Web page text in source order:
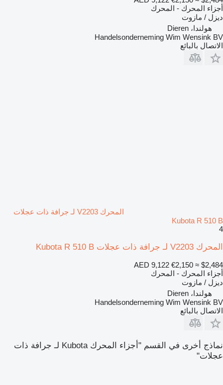
أجزاء المحرك - المحرك
ديزل / مازوت
هولندا، Dieren
Handelsonderneming Wim Wensink BV
الاتصال بالبائع
المحرك V2203 لـ جرافة ذات عجلات
Kubota R 510 B
4
المحرك V2203 لـ جرافة ذات عجلات Kubota R 510 B
AED 9,122 €2,150 ≈ $2,484
أجزاء المحرك - المحرك
ديزل / مازوت
هولندا، Dieren
Handelsonderneming Wim Wensink BV
الاتصال بالبائع
نماذج أخرى في القسم "أجزاء المحرك Kubota لـ جرافة ذات
عجلات"